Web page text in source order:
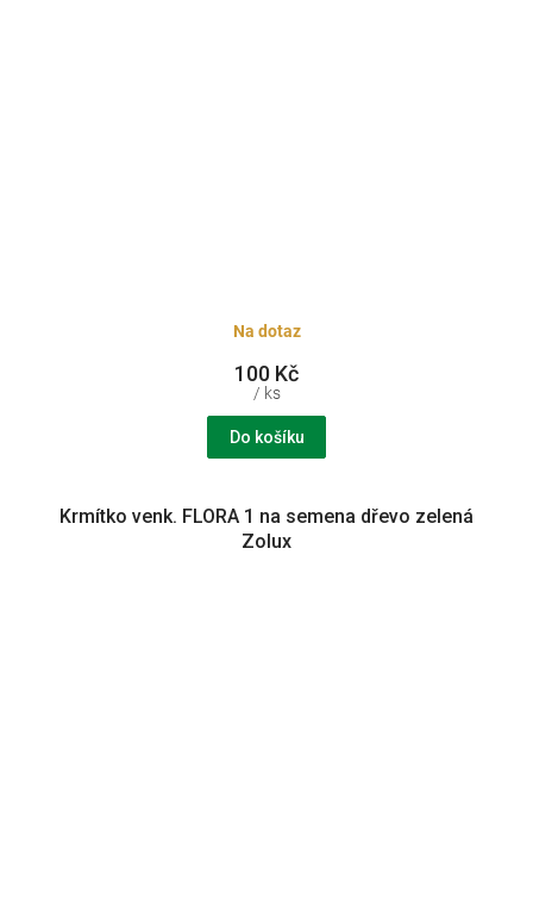
Na dotaz
100 Kč
/ ks
Do košíku
Krmítko venk. FLORA 1 na semena dřevo zelená
Zolux